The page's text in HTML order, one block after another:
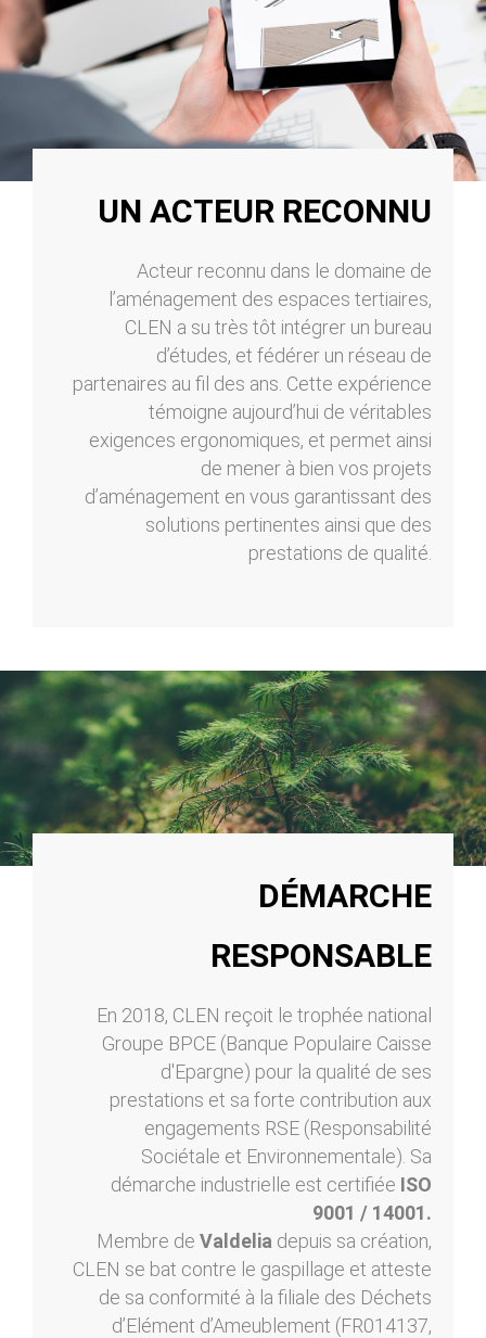
UN ACTEUR RECONNU
Acteur reconnu dans le domaine de
l’aménagement des espaces tertiaires,
CLEN a su très tôt intégrer un bureau
d’études, et fédérer un réseau de
partenaires au fil des ans. Cette expérience
témoigne aujourd’hui de véritables
exigences ergonomiques, et permet ainsi
de mener à bien vos projets
d’aménagement en vous garantissant des
solutions pertinentes ainsi que des
prestations de qualité.
DÉMARCHE
RESPONSABLE
En 2018, CLEN reçoit le trophée national
Groupe BPCE (Banque Populaire Caisse
d'Epargne) pour la qualité de ses
prestations et sa forte contribution aux
engagements RSE (Responsabilité
Sociétale et Environnementale). Sa
démarche industrielle est certifiée ISO
9001 / 14001.
Membre de Valdelia depuis sa création,
CLEN se bat contre le gaspillage et atteste
de sa conformité à la filiale des Déchets
d’Elément d’Ameublement (FR014137,